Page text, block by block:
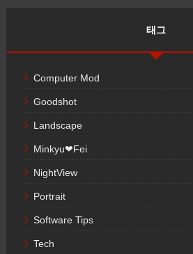
태그
Computer Mod
Goodshot
Landscape
Minkyu❤Fei
NightView
Portrait
Software Tips
Tech